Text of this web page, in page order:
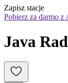
Zapisz stacje
Pobierz za darmo z
Java